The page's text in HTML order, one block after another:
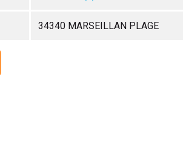
34340 MARSEILLAN PLAGE